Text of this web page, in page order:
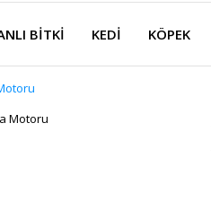
BİTKİ KEDİ KÖPEK